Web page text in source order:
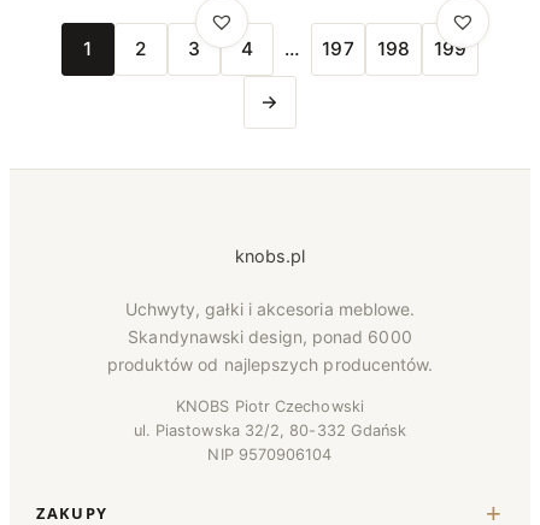
1 2 3 4 … 197 198 199
→
knobs.pl
Uchwyty, gałki i akcesoria meblowe.
Skandynawski design, ponad 6000
produktów od najlepszych producentów.
KNOBS Piotr Czechowski
ul. Piastowska 32/2, 80-332 Gdańsk
NIP 9570906104
ZAKUPY